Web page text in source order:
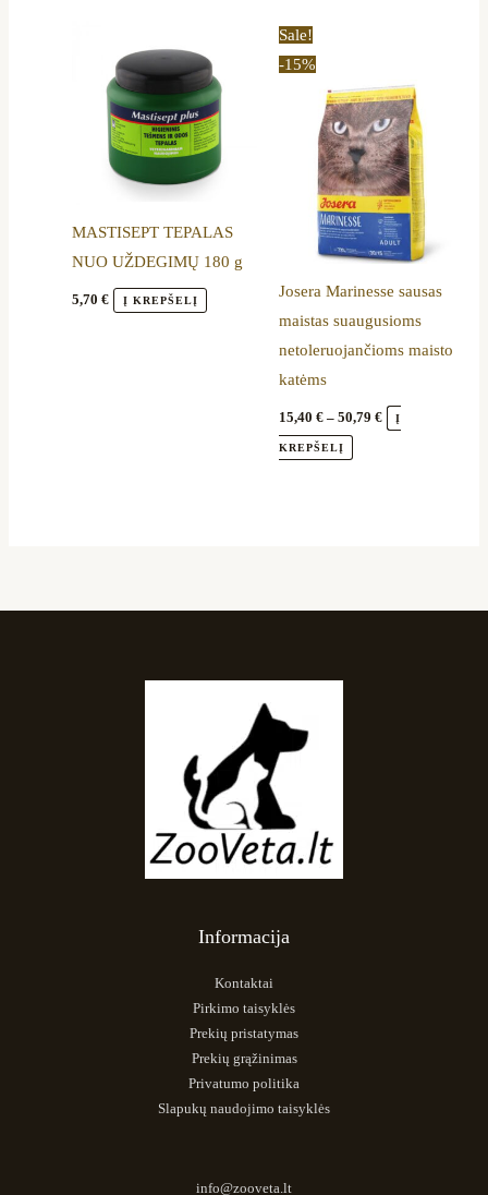
MASTISEPT TEPALAS
NUO UŽDEGIMŲ 180 g
5,70€ Į KREPŠELĮ
Sale!
-15%
Josera Marinesse sausas
maistas suaugusioms
netoleruojančioms maisto
katėms
15,40 € – 50,79 €
through
50,79 €
Į
KREPŠELĮ
has
multiple
variants.
The
options
may
chosen
on
the
page
Informacija
Kontaktai
Pirkimo taisyklės
Prekių pristatymas
Prekių grąžinimas
Privatumo politika
Slapukų naudojimo taisyklės
info@zooveta.lt